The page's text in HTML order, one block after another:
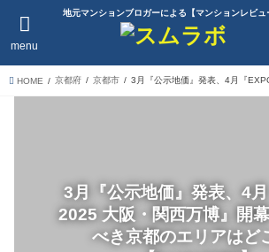
地元マンションブロガーによる【マンションレビュ
menu
HOME 京都府 京都市
3月『公示地価』発表、4
2025 大阪・関西万博』開
べき京都のエリアはど